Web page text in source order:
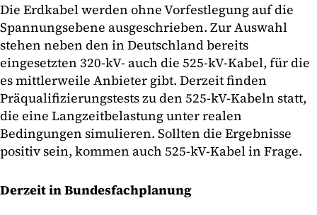
Die Erdkabel werden ohne Vorfestlegung auf die
Spannungsebene ausgeschrieben. Zur Auswahl
stehen neben den in Deutschland bereits
eingesetzten 320-kV- auch die 525-kV-Kabel, für die
es mittlerweile Anbieter gibt. Derzeit finden
Präqualifizierungstests zu den 525-kV-Kabeln statt,
die eine Langzeitbelastung unter realen
Bedingungen simulieren. Sollten die Ergebnisse
positiv sein, kommen auch 525-kV-Kabel in Frage.
Derzeit in Bundesfachplanung